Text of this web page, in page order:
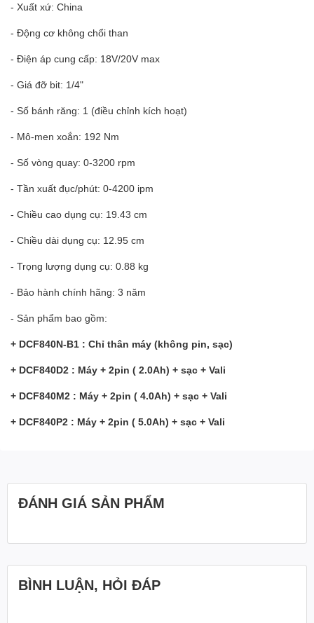
- Xuất xứ: China
- Động cơ không chổi than
- Điện áp cung cấp: 18V/20V max
- Giá đỡ bit: 1/4"
- Số bánh răng: 1 (điều chỉnh kích hoạt)
- Mô-men xoắn: 192 Nm
- Số vòng quay: 0-3200 rpm
- Tần xuất đục/phút: 0-4200 ipm
- Chiều cao dụng cụ: 19.43 cm
- Chiều dài dụng cụ: 12.95 cm
- Trọng lượng dụng cụ: 0.88 kg
- Bảo hành chính hãng: 3 năm
- Sản phẩm bao gồm:
+ DCF840N-B1 : Chỉ thân máy (không pin, sạc)
+ DCF840D2 : Máy + 2pin ( 2.0Ah) + sạc + Vali
+ DCF840M2 : Máy + 2pin ( 4.0Ah) + sạc + Vali
+ DCF840P2 : Máy + 2pin ( 5.0Ah) + sạc + Vali
ĐÁNH GIÁ SẢN PHẨM
BÌNH LUẬN, HỎI ĐÁP